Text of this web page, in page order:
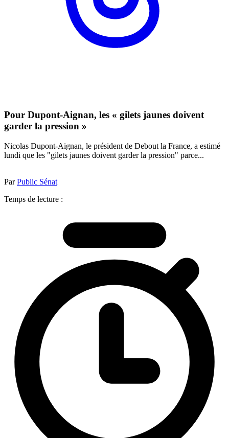
Pour Dupont-Aignan, les « gilets jaunes doivent
garder la pression »
Nicolas Dupont-Aignan, le président de Debout la France, a estimé
lundi que les "gilets jaunes doivent garder la pression" parce...
ParPublic Sénat
Temps de lecture :